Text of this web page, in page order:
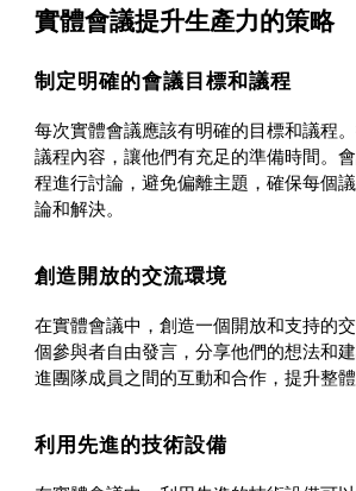
實體會議提升生產力的策略
制定明確的會議目標和議程
每次實體會議應該有明確的目標和議程
議程內容，讓他們有充足的準備時間。
程進行討論，避免偏離主題，確保每個
論和解決。
創造開放的交流環境
在實體會議中，創造一個開放和支持的
個參與者自由發言，分享他們的想法和
進團隊成員之間的互動和合作，提升整體
利用先進的技術設備